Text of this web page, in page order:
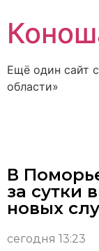
Ещё один сайт
области»
В
за сутки
новых
сегодня 13:23